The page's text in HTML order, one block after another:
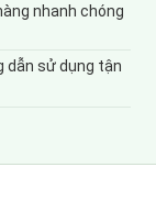
nhanh chóng
dẫn sử dụng tận